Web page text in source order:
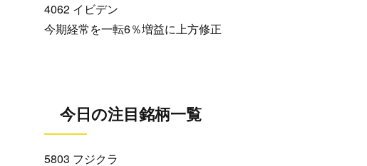
4062 イビデン
今期経常を一転6％増益に上方修正
今日の注目銘柄一覧
5803 フジクラ